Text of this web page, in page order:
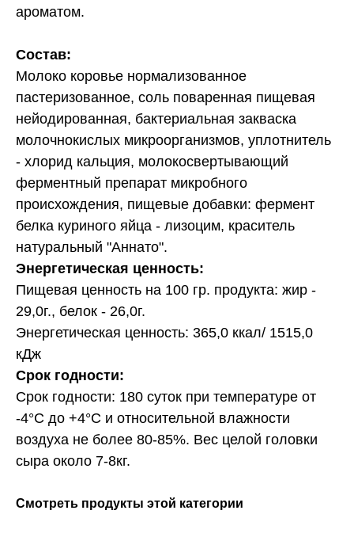
ароматом.
Состав:
Молоко коровье нормализованное
пастеризованное, соль поваренная пищевая
нейодированная, бактериальная закваска
молочнокислых микроорганизмов, уплотнитель
- хлорид кальция, молокосвертывающий
ферментный препарат микробного
происхождения, пищевые добавки: фермент
белка куриного яйца - лизоцим, краситель
натуральный "Аннато".
Энергетическая ценность:
Пищевая ценность на 100 гр. продукта: жир -
29,0г., белок - 26,0г.
Энергетическая ценность: 365,0 ккал/ 1515,0
кДж
Срок годности:
Срок годности: 180 суток при температуре от
-4°С до +4°С и относительной влажности
воздуха не более 80-85%. Вес целой головки
сыра около 7-8кг.
Смотреть продукты этой категории